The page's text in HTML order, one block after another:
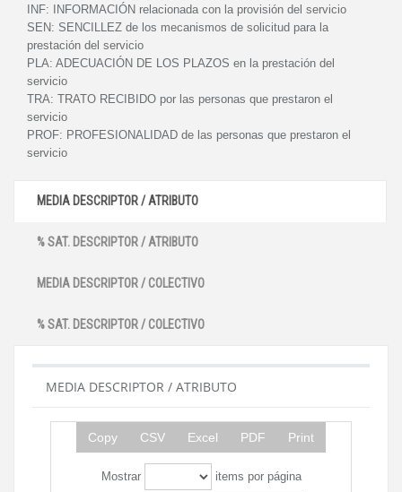
INF:
INFORMACIÓN relacionada con la provisión del servicio
SEN: SENCILLEZ de los mecanismos de solicitud para la
prestación del servicio
PLA: ADECUACIÓN DE LOS PLAZOS en la prestación del
servicio
TRA: TRATO RECIBIDO por las personas que prestaron el
servicio
PROF: PROFESIONALIDAD de las personas que prestaron el
servicio
MEDIA DESCRIPTOR / ATRIBUTO
% SAT. DESCRIPTOR / ATRIBUTO
MEDIA DESCRIPTOR / COLECTIVO
% SAT. DESCRIPTOR / COLECTIVO
MEDIA DESCRIPTOR / ATRIBUTO
Copy CSV Excel PDF Print
Mostrar items por página